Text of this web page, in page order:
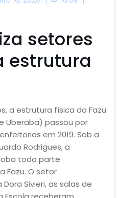
setores
estrutura
a estrutura física da Fazu
Uberaba) passou por
em 2019. Sob a
Rodrigues, a
toda parte
Fazu. O setor
Sivieri, as salas de